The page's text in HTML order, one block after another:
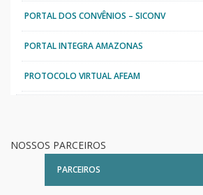
PORTAL DOS CONVÊNIOS – SICONV
PORTAL INTEGRA AMAZONAS
PROTOCOLO VIRTUAL AFEAM
NOSSOS PARCEIROS
PARCEIROS